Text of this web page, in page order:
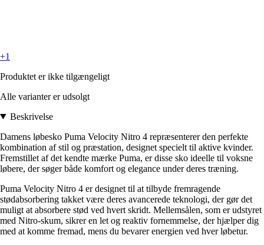
+1
Produktet er ikke tilgængeligt
Alle varianter er udsolgt
Beskrivelse
Damens løbesko Puma Velocity Nitro 4 repræsenterer den perfekte
kombination af stil og præstation, designet specielt til aktive kvinder.
Fremstillet af det kendte mærke Puma, er disse sko ideelle til voksne
løbere, der søger både komfort og elegance under deres træning.
Puma Velocity Nitro 4 er designet til at tilbyde fremragende
stødabsorbering takket være deres avancerede teknologi, der gør det
muligt at absorbere stød ved hvert skridt. Mellemsålen, som er udstyret
med Nitro-skum, sikrer en let og reaktiv fornemmelse, der hjælper dig
med at komme fremad, mens du bevarer energien ved hver løbetur.